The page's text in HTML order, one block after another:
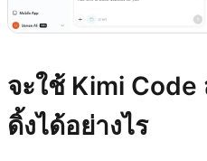
จะใช้ Kimi
ดิ้งได้อย่างไร